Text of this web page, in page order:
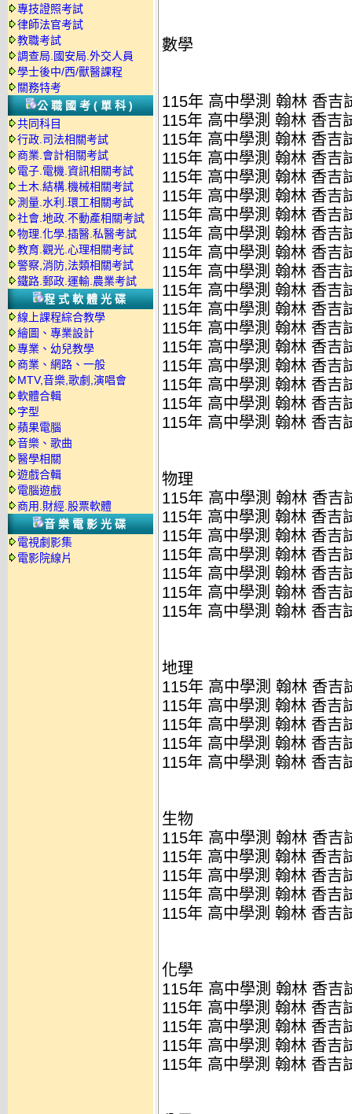
專技證照考試
律師法官考試
教職考試
調查局.國安局.外交人員
學士後中/西/獸醫課程
關務特考
公職國考(單科)
共同科目
行政.司法相關考試
商業.會計相關考試
電子.電機.資訊相關考試
土木.結構.機械相關考試
測量.水利.環工相關考試
社會.地政.不動產相關考試
物理.化學.插醫.私醫考試
教育.觀光.心理相關考試
警察,消防,法類相關考試
鐵路.郵政.運輸.農業考試
程式軟體光碟
線上課程綜合教學
繪圖、專業設計
專業、幼兒教學
商業、網路、一般
MTV,音樂,歌劇,演唱會
軟體合輯
字型
蘋果電腦
音樂、歌曲
醫學相關
遊戲合輯
電腦遊戲
商用.財經.股票軟體
音樂電影光碟
電視劇影集
電影院線片
數學
115年 高中學測 翰林 香吉
115年 高中學測 翰林 香吉
115年 高中學測 翰林 香吉
115年 高中學測 翰林 香吉
115年 高中學測 翰林 香吉
115年 高中學測 翰林 香吉
115年 高中學測 翰林 香吉
115年 高中學測 翰林 香吉
115年 高中學測 翰林 香吉
115年 高中學測 翰林 香吉
115年 高中學測 翰林 香吉
115年 高中學測 翰林 香吉
115年 高中學測 翰林 香吉
115年 高中學測 翰林 香吉
115年 高中學測 翰林 香吉
115年 高中學測 翰林 香吉
115年 高中學測 翰林 香吉
115年 高中學測 翰林 香吉
物理
115年 高中學測 翰林 香吉
115年 高中學測 翰林 香吉
115年 高中學測 翰林 香吉
115年 高中學測 翰林 香吉
115年 高中學測 翰林 香吉
115年 高中學測 翰林 香吉
115年 高中學測 翰林 香吉
地理
115年 高中學測 翰林 香吉
115年 高中學測 翰林 香吉
115年 高中學測 翰林 香吉
115年 高中學測 翰林 香吉
115年 高中學測 翰林 香吉
生物
115年 高中學測 翰林 香吉
115年 高中學測 翰林 香吉
115年 高中學測 翰林 香吉
115年 高中學測 翰林 香吉
115年 高中學測 翰林 香吉
化學
115年 高中學測 翰林 香吉
115年 高中學測 翰林 香吉
115年 高中學測 翰林 香吉
115年 高中學測 翰林 香吉
115年 高中學測 翰林 香吉